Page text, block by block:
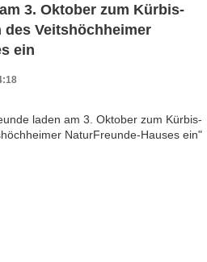
3. Oktober zum Kürbis-
des Veitshöchheimer
ein